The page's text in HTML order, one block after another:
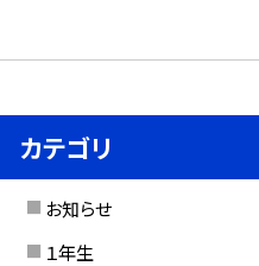
カテゴリ
お知らせ
１年生